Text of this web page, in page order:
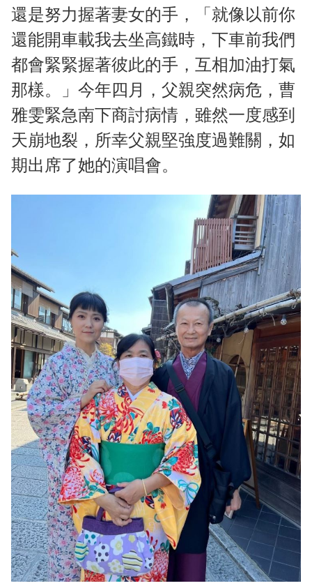
還是努力握著妻女的手，「就像以前你
還能開車載我去坐高鐵時，下車前我們
都會緊緊握著彼此的手，互相加油打氣
那樣。」今年四月，父親突然病危，曹
雅雯緊急南下商討病情，雖然一度感到
天崩地裂，所幸父親堅強度過難關，如
期出席了她的演唱會。